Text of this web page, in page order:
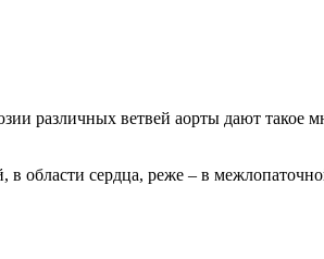
различных ветвей аорты дают такое
области сердца, реже – в